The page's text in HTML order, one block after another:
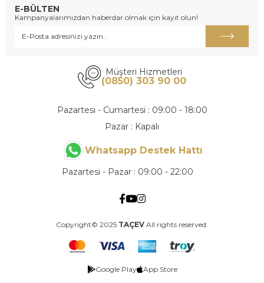
E-BÜLTEN
Kampanyalarımızdan haberdar olmak için kayıt olun!
Müşteri Hizmetleri
(0850) 303 90 00
Pazartesi - Cumartesi : 09:00 - 18:00
Pazar : Kapalı
Whatsapp Destek Hattı
Pazartesi - Pazar : 09:00 - 22:00
Copyright© 2025 TAÇEV All rights reserved.
Google Play App Store